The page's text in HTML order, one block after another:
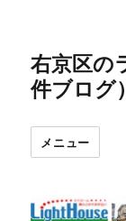
右京区の
件ブログ）
メニュー